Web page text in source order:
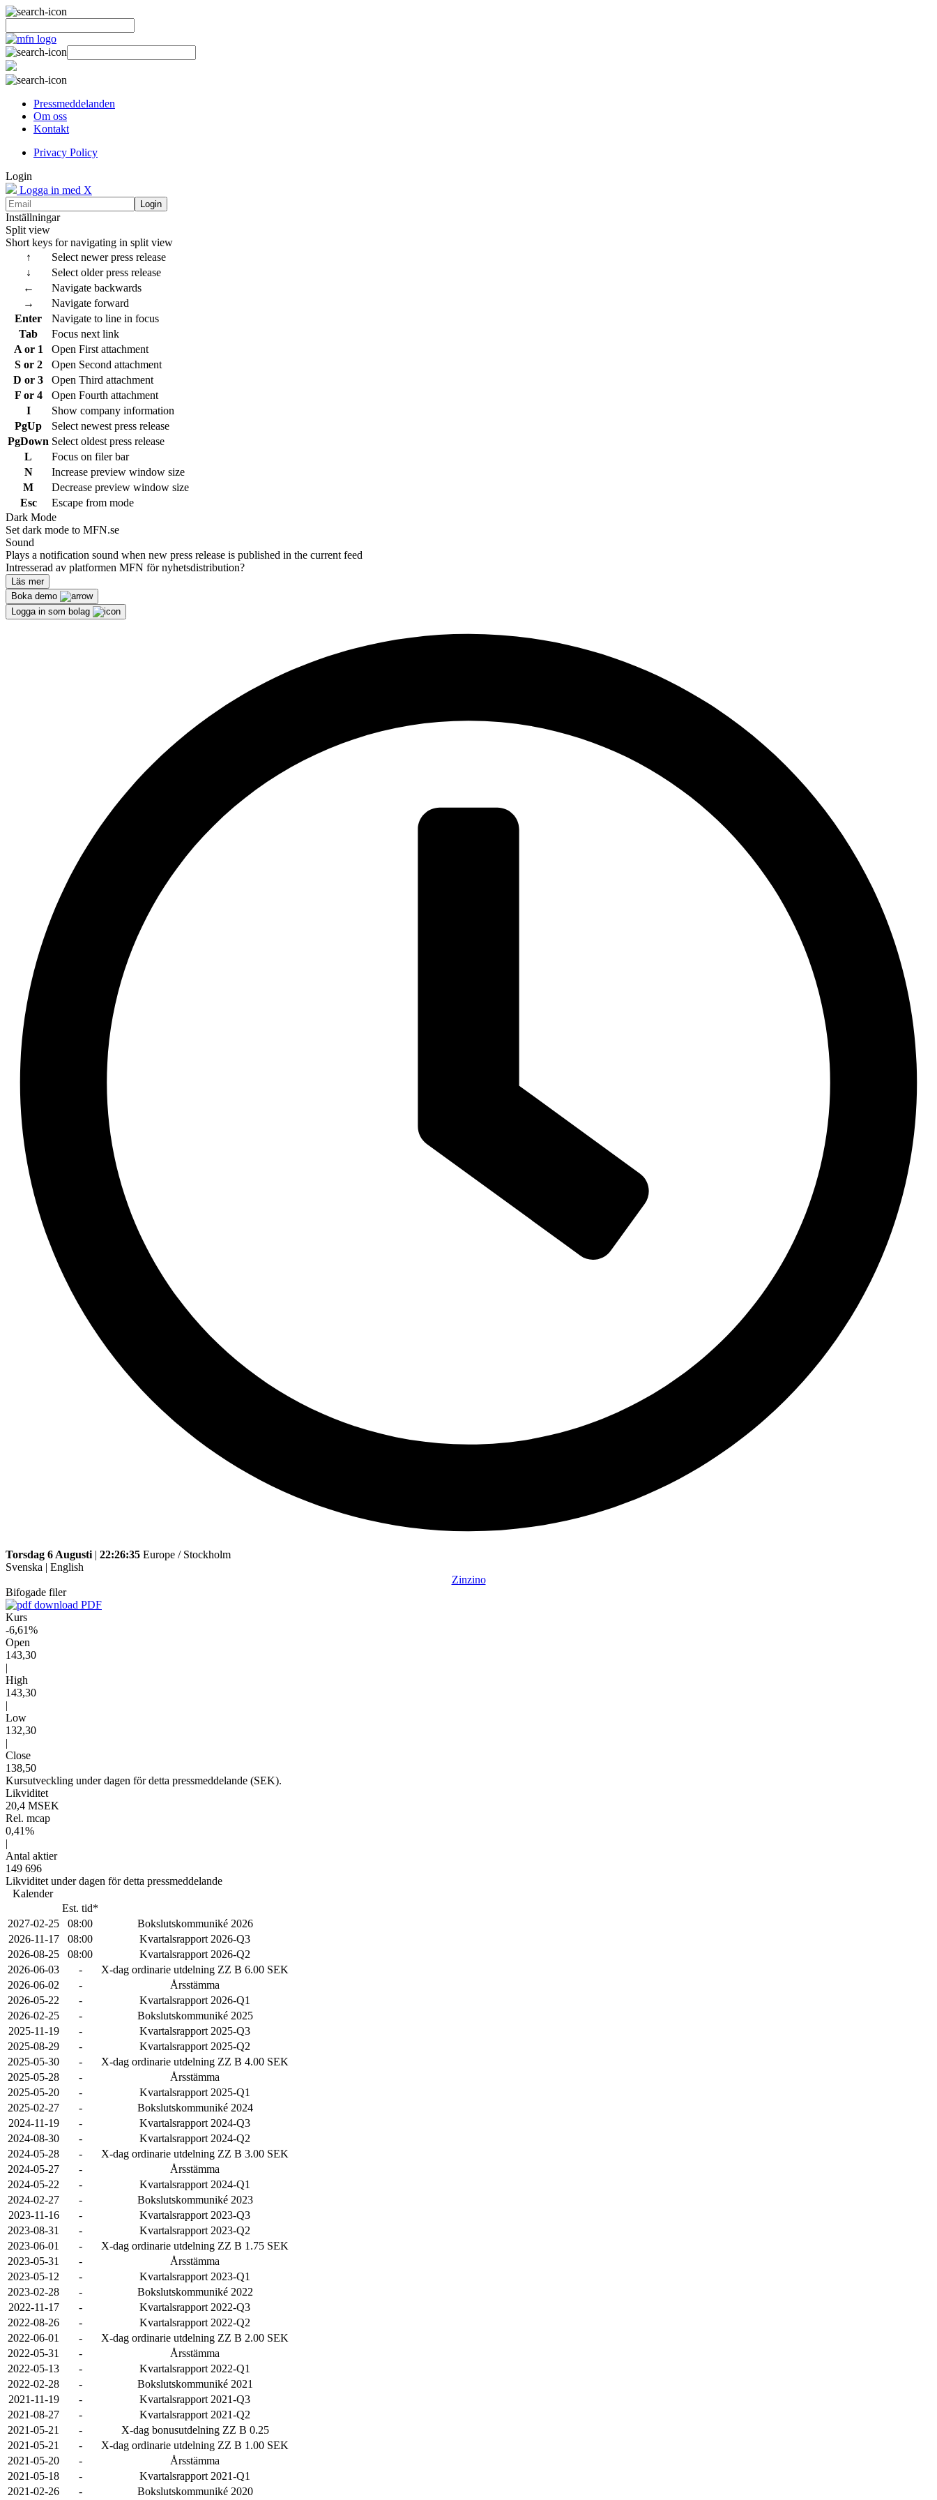
Pressmeddelanden
Om oss
Kontakt
Privacy Policy
Login
Logga in med X
Login
Inställningar
Split view
Short keys for navigating in split view
↑
Select newer press release
↓
Select older press release
←
Navigate backwards
→
Navigate forward
Enter
Navigate to line in focus
Tab
Focus next link
A or 1
Open First attachment
S or 2
Open Second attachment
D or 3
Open Third attachment
F or 4
Open Fourth attachment
I
Show company information
PgUp
Select newest press release
PgDown Select oldest press release
L
Focus on filer bar
N
Increase preview window size
M
Decrease preview window size
Esc
Escape from mode
Dark Mode
Set dark mode to MFN.se
Sound
Plays a notification sound when new press release is published in the current feed
Intresserad av platformen MFN för nyhetsdistribution?
Läs mer
Boka demo
Logga in som bolag
Torsdag 6 Augusti | 22:26:35 Europe / Stockholm
Svenska | English
Zinzino
Bifogade filer
PDF
Kurs
-6,61%
Open
143,30
|
High
143,30
|
Low
132,30
|
Close
138,50
Kursutveckling under dagen för detta pressmeddelande (SEK).
Likviditet
20,4 MSEK
Rel. mcap
0,41%
|
Antal aktier
149 696
Likviditet under dagen för detta pressmeddelande
Kalender
Est. tid*
2027-02-25
08:00
Bokslutskommuniké 2026
2026-11-17
08:00
Kvartalsrapport 2026-Q3
2026-08-25
08:00
Kvartalsrapport 2026-Q2
2026-06-03
-
X-dag ordinarie utdelning ZZ B 6.00 SEK
2026-06-02
-
Årsstämma
2026-05-22
-
Kvartalsrapport 2026-Q1
2026-02-25
-
Bokslutskommuniké 2025
2025-11-19
-
Kvartalsrapport 2025-Q3
2025-08-29
-
Kvartalsrapport 2025-Q2
2025-05-30
-
X-dag ordinarie utdelning ZZ B 4.00 SEK
2025-05-28
-
Årsstämma
2025-05-20
-
Kvartalsrapport 2025-Q1
2025-02-27
-
Bokslutskommuniké 2024
2024-11-19
-
Kvartalsrapport 2024-Q3
2024-08-30
-
Kvartalsrapport 2024-Q2
2024-05-28
-
X-dag ordinarie utdelning ZZ B 3.00 SEK
2024-05-27
-
Årsstämma
2024-05-22
-
Kvartalsrapport 2024-Q1
2024-02-27
-
Bokslutskommuniké 2023
2023-11-16
-
Kvartalsrapport 2023-Q3
2023-08-31
-
Kvartalsrapport 2023-Q2
2023-06-01
-
X-dag ordinarie utdelning ZZ B 1.75 SEK
2023-05-31
-
Årsstämma
2023-05-12
-
Kvartalsrapport 2023-Q1
2023-02-28
-
Bokslutskommuniké 2022
2022-11-17
-
Kvartalsrapport 2022-Q3
2022-08-26
-
Kvartalsrapport 2022-Q2
2022-06-01
-
X-dag ordinarie utdelning ZZ B 2.00 SEK
2022-05-31
-
Årsstämma
2022-05-13
-
Kvartalsrapport 2022-Q1
2022-02-28
-
Bokslutskommuniké 2021
2021-11-19
-
Kvartalsrapport 2021-Q3
2021-08-27
-
Kvartalsrapport 2021-Q2
2021-05-21
-
X-dag bonusutdelning ZZ B 0.25
2021-05-21
-
X-dag ordinarie utdelning ZZ B 1.00 SEK
2021-05-20
-
Årsstämma
2021-05-18
-
Kvartalsrapport 2021-Q1
2021-02-26
- Bokslutskommuniké 2020